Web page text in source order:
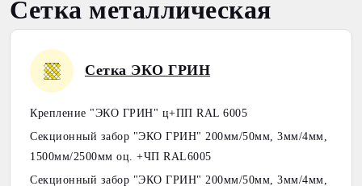
Сетка металлическая
Сетка ЭКО ГРИН
Крепление "ЭКО ГРИН" ц+ПП RAL 6005
Секционный забор "ЭКО ГРИН" 200мм/50мм, 3мм/4мм,
1500мм/2500мм оц. +ЧП RAL6005
Секционный забор "ЭКО ГРИН" 200мм/50мм, 3мм/4мм,